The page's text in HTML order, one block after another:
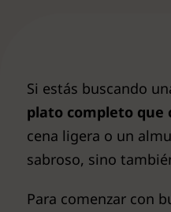
Si estás buscando
plato completo que
cena ligera o un
sabroso, sino
Para comenzar con